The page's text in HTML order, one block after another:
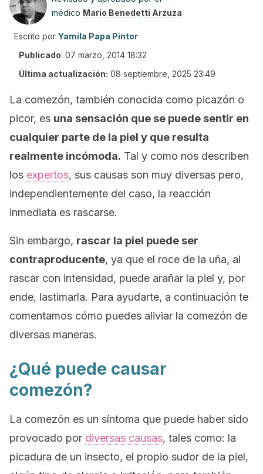
médico Mario Benedetti Arzuza
Escrito por Yamila Papa Pintor
Publicado: 07 marzo, 2014 18:32
Última actualización: 08 septiembre, 2025 23:49
La comezón, también conocida como picazón o
picor, es una sensación que se puede sentir en
cualquier parte de la piel y que resulta
realmente incómoda. Tal y como nos describen
los expertos, sus causas son muy diversas pero,
independientemente del caso, la reacción
inmediata es rascarse.
Sin embargo, rascar la piel puede ser
contraproducente, ya que el roce de la uña, al
rascar con intensidad, puede arañar la piel y, por
ende, lastimarla. Para ayudarte, a continuación te
comentamos cómo puedes aliviar la comezón de
diversas maneras.
¿Qué puede causar
comezón?
La comezón es un síntoma que puede haber sido
provocado por diversas causas, tales como: la
picadura de un insecto, el propio sudor de la piel,